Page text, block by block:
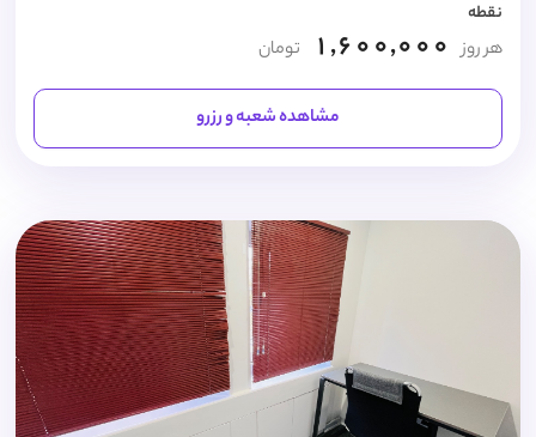
نقطه
هر روز 1,600,000 تومان
مشاهده شعبه و رزرو